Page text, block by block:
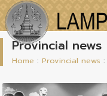
Provincial news
Home : Provincial news :